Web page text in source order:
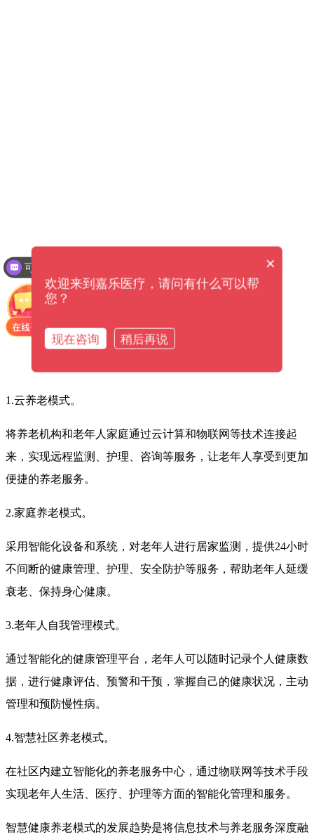
1.云养老模式。
将养老机构和老年人家庭通过云计算和物联网等技术连接起
来，实现远程监测、护理、咨询等服务，让老年人享受到更加
便捷的养老服务。
2.家庭养老模式。
采用智能化设备和系统，对老年人进行居家监测，提供24小时
不间断的健康管理、护理、安全防护等服务，帮助老年人延缓
衰老、保持身心健康。
3.老年人自我管理模式。
通过智能化的健康管理平台，老年人可以随时记录个人健康数
据，进行健康评估、预警和干预，掌握自己的健康状况，主动
管理和预防慢性病。
4.智慧社区养老模式。
在社区内建立智能化的养老服务中心，通过物联网等技术手段
实现老年人生活、医疗、护理等方面的智能化管理和服务。
智慧健康养老模式的发展趋势是将信息技术与养老服务深度融
×
欢迎来到嘉乐医疗，请问有什么可以帮
您？
现在咨询 稍后再说